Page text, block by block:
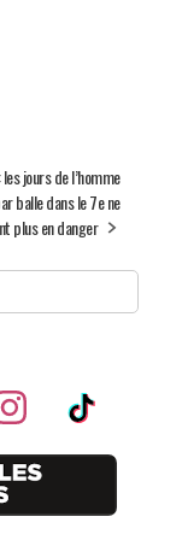
les jours de l’homme
balle dans le 7e ne
plus en danger